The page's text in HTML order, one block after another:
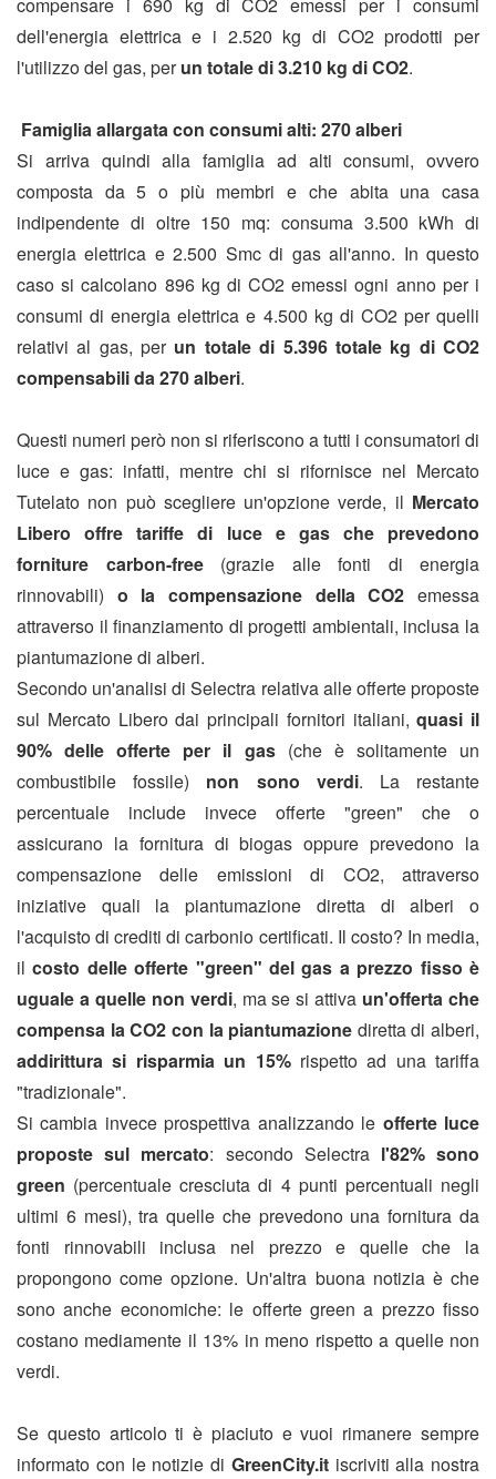
compensare i 690 kg di CO2 emessi per i consumi
dell'energia elettrica e i 2.520 kg di CO2 prodotti per
l'utilizzo del gas, perun totale di 3.210 kg di CO2.
Famiglia allargata con consumi alti: 270 alberi
Si arriva quindi alla famiglia ad alti consumi, ovvero
composta da 5 o più membri e che abita una casa
indipendente di oltre 150 mq: consuma 3.500 kWh di
energia elettrica e 2.500 Smc di gas all'anno. In questo
caso si calcolano 896 kg di CO2 emessi ogni anno per i
consumi di energia elettrica e 4.500 kg di CO2 per quelli
relativi al gas, per un totale di 5.396 totale kg di CO2
compensabili da 270 alberi.
Questi numeri però non si riferiscono a tutti i consumatori di
luce e gas: infatti, mentre chi si rifornisce nel Mercato
Tutelato non può scegliere un'opzione verde, il Mercato
Libero offre tariffe di luce e gas che prevedono
forniture carbon-free (grazie alle fonti di energia
rinnovabili) o la compensazione della CO2 emessa
attraverso il finanziamento di progetti ambientali, inclusa la
piantumazione di alberi.
Secondo un'analisi di Selectra relativa alle offerte proposte
sul Mercato Libero dai principali fornitori italiani,quasi il
90% delle offerte per il gas(che è solitamente un
combustibile fossile) non sono verdi. La restante
percentuale include invece offerte "green" che o
assicurano la fornitura di biogas oppure prevedono la
compensazione delle emissioni di CO2, attraverso
iniziative quali la piantumazione diretta di alberi o
l'acquisto di crediti di carbonio certificati. Il costo? In media,
ilcosto delle offerte "green" del gas a prezzo fisso è
uguale a quelle non verdi, ma se si attiva un'offerta che
compensa la CO2 con la piantumazione diretta di alberi,
addirittura si risparmia un 15% rispetto ad una tariffa
"tradizionale".
Si cambia invece prospettiva analizzando le offerte luce
proposte sul mercato: secondo Selectra l'82% sono
green (percentuale cresciuta di 4 punti percentuali negli
ultimi 6 mesi), tra quelle che prevedono una fornitura da
fonti rinnovabili inclusa nel prezzo e quelle che la
propongono come opzione. Un'altra buona notizia è che
sono anche economiche: le offerte green a prezzo fisso
costano mediamente il 13% in meno rispetto a quelle non
verdi.
Se questo articolo ti è piaciuto e vuoi rimanere sempre
informato con le notizie di GreenCity.itiscriviti alla nostra